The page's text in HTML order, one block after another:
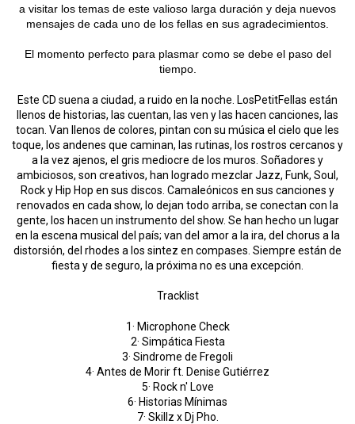
a visitar los temas de este valioso larga duración y deja nuevos
mensajes de cada uno de los fellas en sus agradecimientos.
El momento perfecto para plasmar como se debe el paso del
tiempo.
Este CD suena a ciudad, a ruido en la noche. LosPetitFellas están
llenos de historias, las cuentan, las ven y las hacen canciones, las
tocan. Van llenos de colores, pintan con su música el cielo que les
toque, los andenes que caminan, las rutinas, los rostros cercanos y
a la vez ajenos, el gris mediocre de los muros. Soñadores y
ambiciosos, son creativos, han logrado mezclar Jazz, Funk, Soul,
Rock y Hip Hop en sus discos. Camaleónicos en sus canciones y
renovados en cada show, lo dejan todo arriba, se conectan con la
gente, los hacen un instrumento del show. Se han hecho un lugar
en la escena musical del país; van del amor a la ira, del chorus a la
distorsión, del rhodes a los sintez en compases. Siempre están de
fiesta y de seguro, la próxima no es una excepción.
Tracklist
1· Microphone Check
2· Simpática Fiesta
3· Sindrome de Fregoli
4· Antes de Morir ft. Denise Gutiérrez
5· Rock n' Love
6· Historias Mínimas
7· Skillz x Dj Pho.